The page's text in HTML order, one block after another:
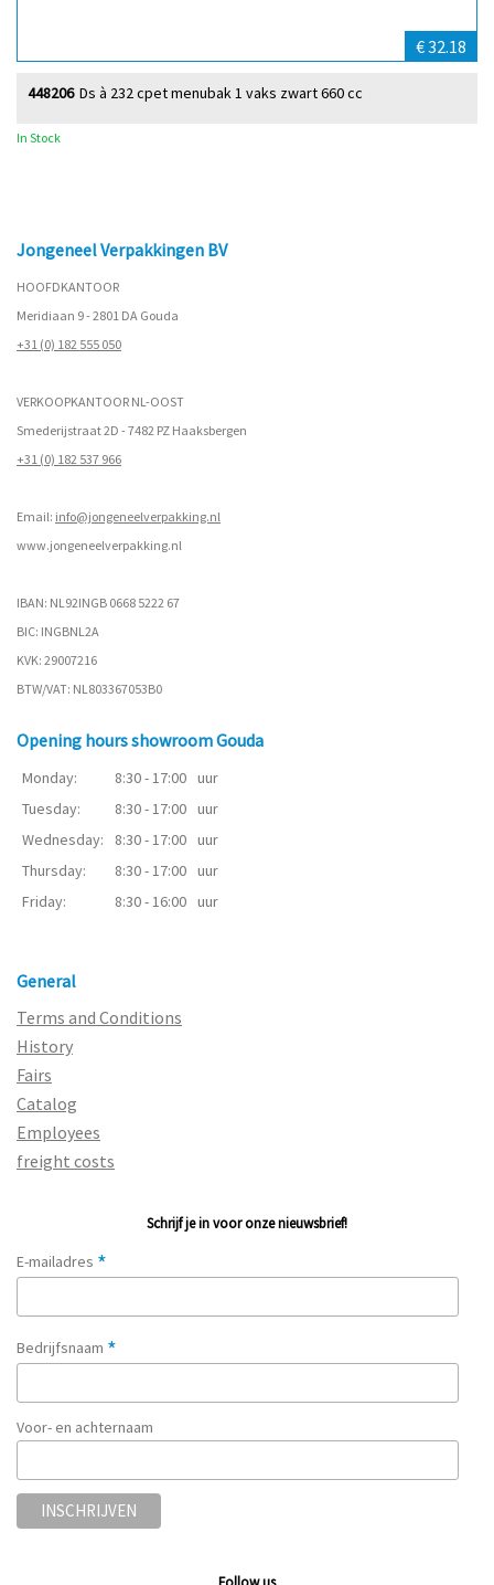
€ 32.18
Ds à 232 cpet menubak 1 vaks zwart 660 cc
448206
In Stock
Jongeneel Verpakkingen BV
HOOFDKANTOOR
Meridiaan 9 - 2801 DA Gouda
+31 (0) 182 555 050
VERKOOPKANTOOR NL-OOST
Smederijstraat 2D - 7482 PZ Haaksbergen
+31 (0) 182 537 966
Email: info@jongeneelverpakking.nl
www.jongeneelverpakking.nl
IBAN: NL92INGB 0668 5222 67
BIC: INGBNL2A
KVK: 29007216
BTW/VAT: NL803367053B0
Opening hours showroom Gouda
Monday: 8:30 - 17:00 uur
Tuesday:
8:30 - 17:00 uur
Wednesday:
8:30 - 17:00 uur
Thursday:
8:30 - 17:00 uur
Friday:
8:30 - 16:00 uur
General
Terms and Conditions
History
Fairs
Catalog
Employees
freight costs
Schrijf je in voor onze nieuwsbrief!
E-mailadres *
Bedrijfsnaam *
Voor- en achternaam